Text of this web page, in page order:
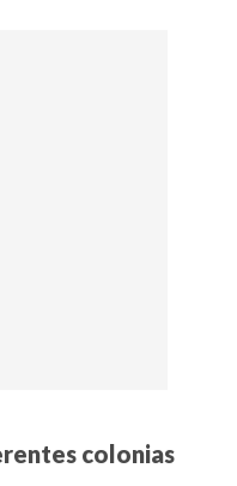
colonias